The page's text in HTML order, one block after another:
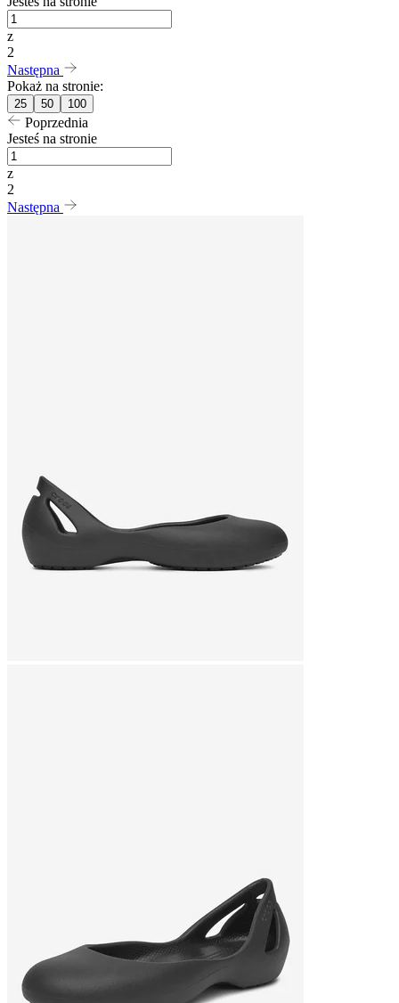
z
2
Następna
Pokaż na stronie:
25 50 100
Poprzednia
Jesteś na stronie
z
2
Następna